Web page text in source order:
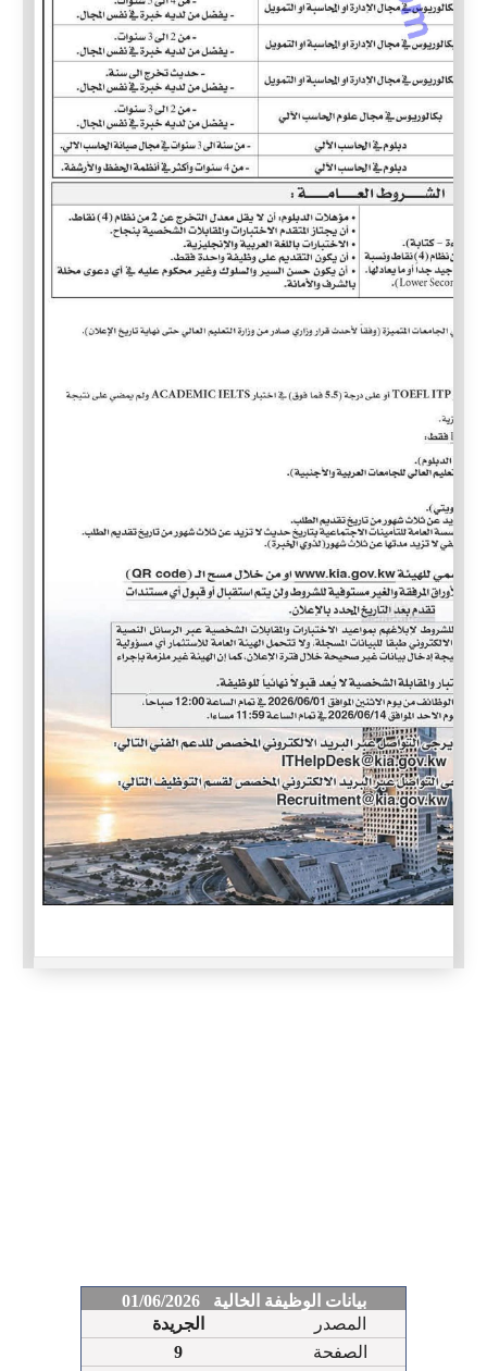
بيانات الوظيفة الخالية 01/06/2026
الجريدة
المصدر
9
الصفحة